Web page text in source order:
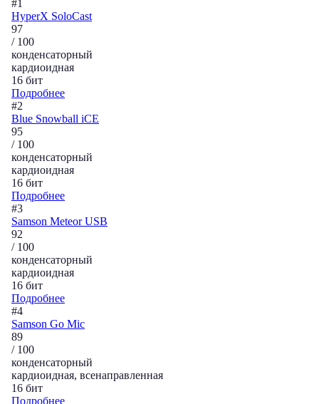
#1
HyperX SoloCast
97
/ 100
конденсаторный
кардиоидная
16 бит
Подробнее
#2
Blue Snowball iCE
95
/ 100
конденсаторный
кардиоидная
16 бит
Подробнее
#3
Samson Meteor USB
92
/ 100
конденсаторный
кардиоидная
16 бит
Подробнее
#4
Samson Go Mic
89
/ 100
конденсаторный
кардиоидная, всенаправленная
16 бит
Подробнее